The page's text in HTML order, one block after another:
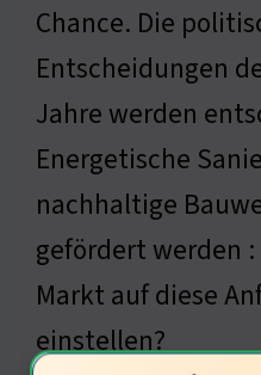
Chance. Die
Entscheidungen
Jahre werden
Energetische
nachhaltige
gefördert werden
Markt auf diese
einstellen?